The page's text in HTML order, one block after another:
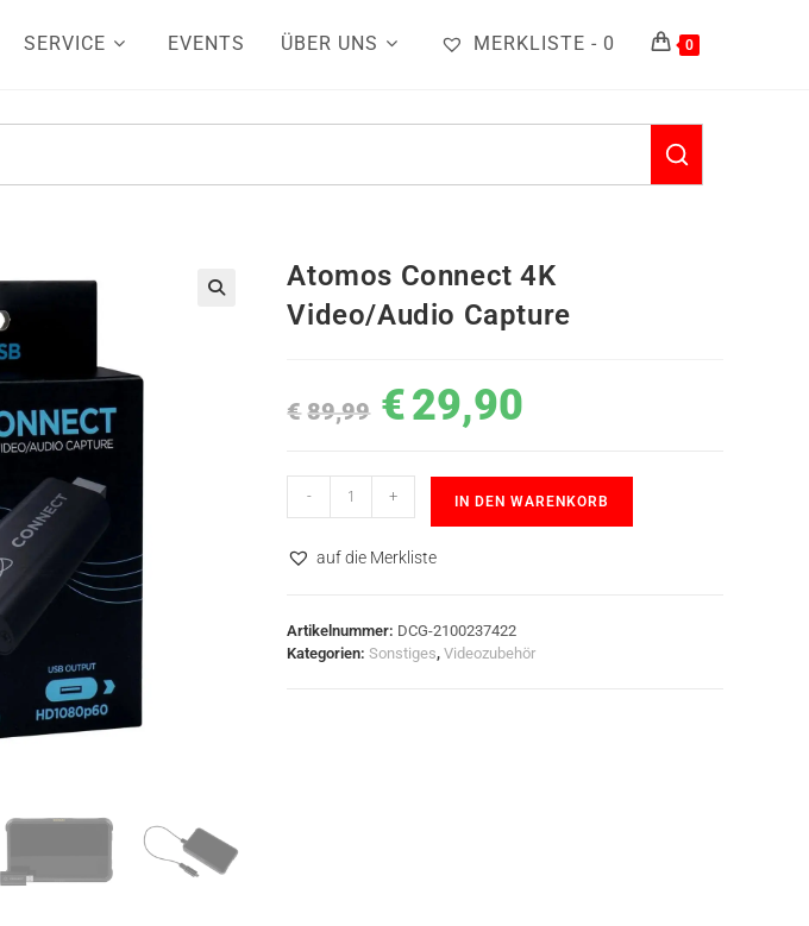
SERVICE EVENTS ÜBER UNS MERKLISTE - 0 0
Atomos Connect 4K
Video/Audio Capture
€ 89,99 €29,90
- + IN DEN WARENKORB
auf die Merkliste
Artikelnummer: DCG-2100237422
Kategorien:Sonstiges,Videozubehör